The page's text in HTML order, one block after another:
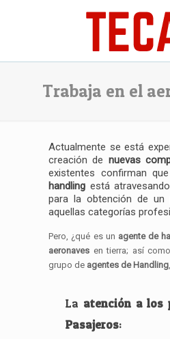
Trabaja en el
Actualmente se está
creación de nuevas
existentes confirman
handling está
para la obtención de un
aquellas categorías
Pero, ¿qué es un agente de
aeronaves en tierra; así
grupo de agentes de Handling
La atención a los
Pasajeros: